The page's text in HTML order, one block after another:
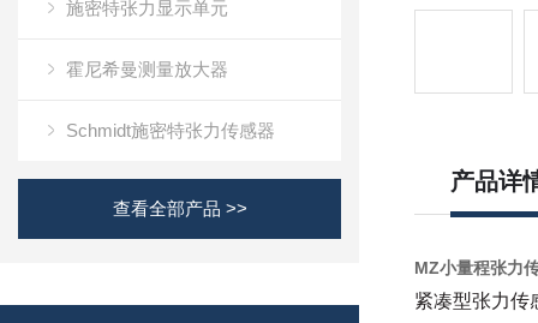
施密特张力显示单元
霍尼希曼测量放大器
Schmidt施密特张力传感器
查看全部产品 >>
产品详
MZ小量程张力
紧凑型张力传